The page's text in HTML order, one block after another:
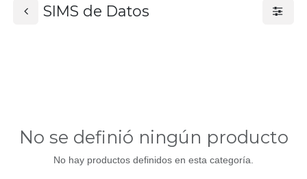
SIMS de Datos
No se definió ningún producto
No hay productos definidos en esta categoría.